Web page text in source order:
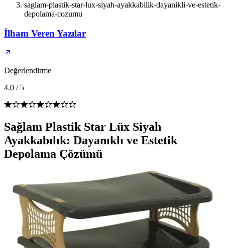
saglam-plastik-star-lux-siyah-ayakkabilik-dayanikli-ve-estetik-
depolama-cozumu
İlham Veren Yazılar
Değerlendirme
4.0 / 5
Sağlam Plastik Star Lüx Siyah
Ayakkabılık: Dayanıklı ve Estetik
Depolama Çözümü